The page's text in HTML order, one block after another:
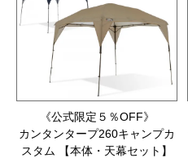
《公式限定５％OFF》
カンタンタープ260キャンプカ
スタム 【本体・天幕セット】